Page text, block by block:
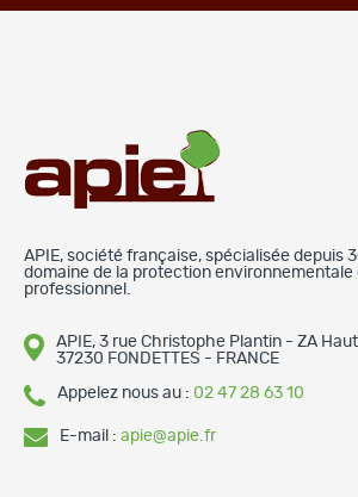
APIE, société française, spécialisée depuis
domaine de la protection environnementale
professionnel.
APIE, 3 rue Christophe Plantin - ZA
37230 FONDETTES - FRANCE
Appelez nous au : 02 47 28 63 10
E-mail : apie@apie.fr